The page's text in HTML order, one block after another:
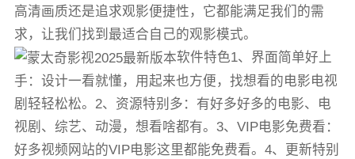
高清画质还是追求观影便捷性，它都能满足我们的需
求，让我们找到最适合自己的观影模式。
软件特色1、界面简单好上
手：设计一看就懂，用起来也方便，找想看的电影电视
剧轻轻松松。2、资源特别多：有好多好多的电影、电
视剧、综艺、动漫，想看啥都有。3、VIP电影免费看：
好多视频网站的VIP电影这里都能免费看。4、更新特别